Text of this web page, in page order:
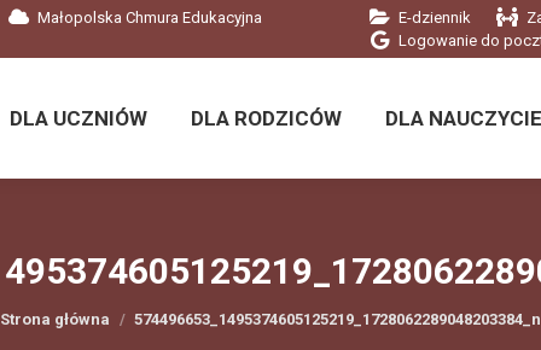
Małopolska Chmura Edukacyjna E-dziennik
Logowanie do
DLA UCZNIÓW DLA RODZICÓW DLA
Jesteś tutaj:
Strona główna 574496653_1495374605125219_1728062289048203384_n
DLA